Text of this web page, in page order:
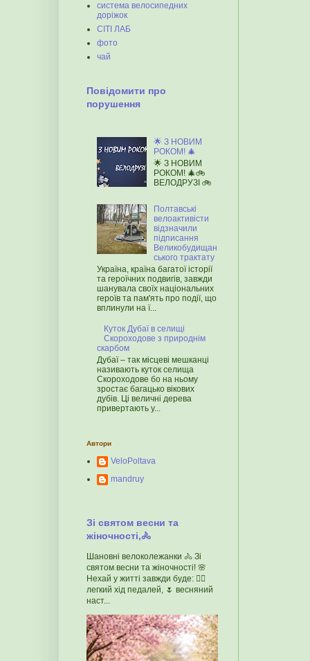
система велосипедних
доріжок
СІТІ ЛАБ
фото
чай
Повідомити про
порушення
🌟 З НОВИМ
РОКОМ! 🎄
🌟 З НОВИМ
РОКОМ! 🎄🚲
ВЕЛОДРУЗІ 🚲
Полтавські
велоактивісти
відзначили
підписання
Великобудищан
ського трактату
Україна, країна багатої історії
та героїчних подвигів, завжди
шанувала своїх національних
героїв та пам'ять про події, що
вплинули на ї...
Куток Дубаї в селищі
Скороходове з природнім
скарбом
Дубаї – так місцеві мешканці
називають куток селища
Скороходове бо на ньому
зростає багацько вікових
дубів. Ці величні дерева
привертають у...
Автори
VeloPoltava
mandruy
Зі святом весни та
жіночності,🚴
Шановні велоколежанки 🚴 Зі
святом весни та жіночності! 🌸
Нехай у житті завжди буде: 🚴‍♀️
легкий хід педалей, 🌷 весняний
наст...